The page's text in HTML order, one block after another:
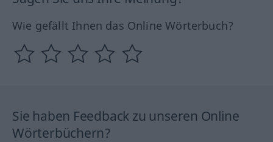
Wie gefällt Ihnen das Online Wörterbuch?
Sie haben Feedback zu unseren Online
Wörterbüchern?